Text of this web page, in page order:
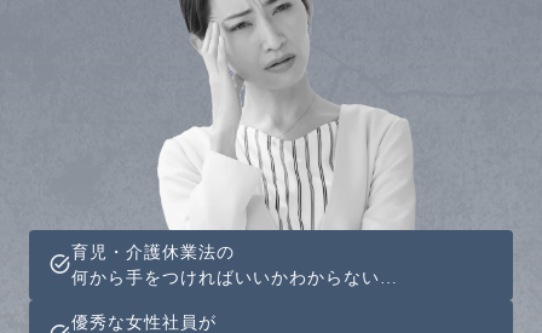
育児・介護休業法の
何から手をつければいいかわからない…
優秀な女性社員が